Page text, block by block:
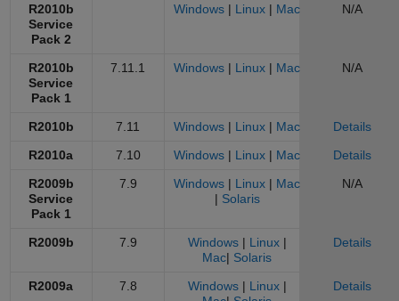
R2010b
Service
Pack 2
Windows | Linux | Mac N/A
R2010b
Service
Pack 1
7.11.1 Windows | Linux | Mac N/A
R2010b 7.11 Windows | Linux | Mac
Details
R2010a
7.10 Windows | Linux | Mac
Details
R2009b
Service
Pack 1
7.9 Windows | Linux | Mac
| Solaris
N/A
R2009b 7.9 Windows| Linux|
Mac| Solaris
Details
R2009a 7.8 Windows| Linux|
Details